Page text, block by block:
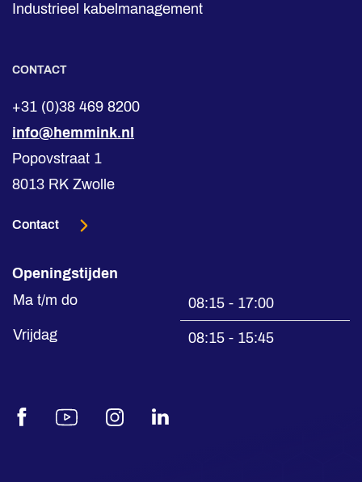
Industrieel kabelmanagement
CONTACT
+31 (0)38 469 8200
info@hemmink.nl
Popovstraat 1
8013 RK Zwolle
Contact
Openingstijden
Ma t/m do
08:15 - 17:00
Vrijdag
08:15 - 15:45
FacebookYoutubeInstagramLinkedIn